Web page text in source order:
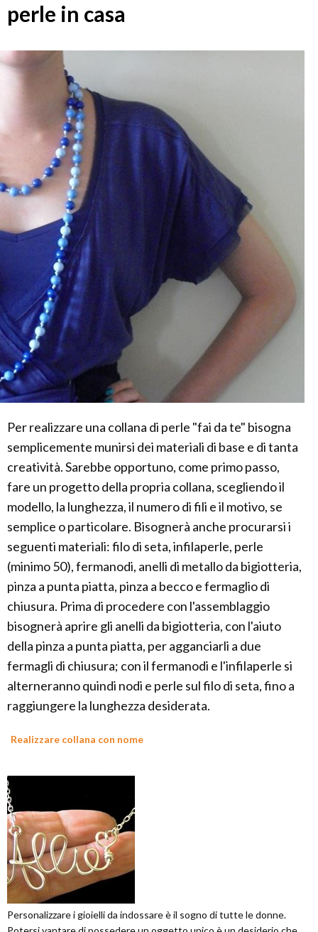
perle in casa
Per realizzare una collana di perle "fai da te" bisogna
semplicemente munirsi dei materiali di base e di tanta
creatività. Sarebbe opportuno, come primo passo,
fare un progetto della propria collana, scegliendo il
modello, la lunghezza, il numero di fili e il motivo, se
semplice o particolare. Bisognerà anche procurarsi i
seguenti materiali: filo di seta, infilaperle, perle
(minimo 50), fermanodi, anelli di metallo da bigiotteria,
pinza a punta piatta, pinza a becco e fermaglio di
chiusura. Prima di procedere con l'assemblaggio
bisognerà aprire gli anelli da bigiotteria, con l'aiuto
della pinza a punta piatta, per agganciarli a due
fermagli di chiusura; con il fermanodi e l'infilaperle si
alterneranno quindi nodi e perle sul filo di seta, fino a
raggiungere la lunghezza desiderata.
Realizzare collana con nome
Personalizzare i gioielli da indossare è il sogno di tutte le donne.